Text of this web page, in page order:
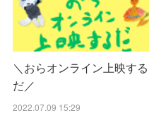
＼おらオンライン上映する
だ／
2022.07.09 15:29